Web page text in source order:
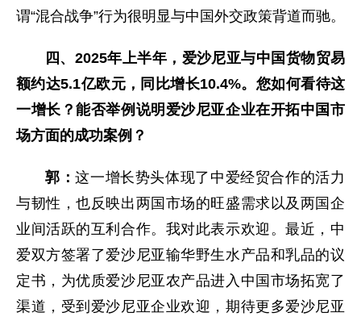
谓“混合战争”行为很明显与中国外交政策背道而驰。
四、2025年上半年，爱沙尼亚与中国货物贸易
额约达5.1亿欧元，同比增长10.4%。您如何看待这
一增长？能否举例说明爱沙尼亚企业在开拓中国市
场方面的成功案例？
郭：这一增长势头体现了中爱经贸合作的活力
与韧性，也反映出两国市场的旺盛需求以及两国企
业间活跃的互利合作。我对此表示欢迎。最近，中
爱双方签署了爱沙尼亚输华野生水产品和乳品的议
定书，为优质爱沙尼亚农产品进入中国市场拓宽了
渠道，受到爱沙尼亚企业欢迎，期待更多爱沙尼亚